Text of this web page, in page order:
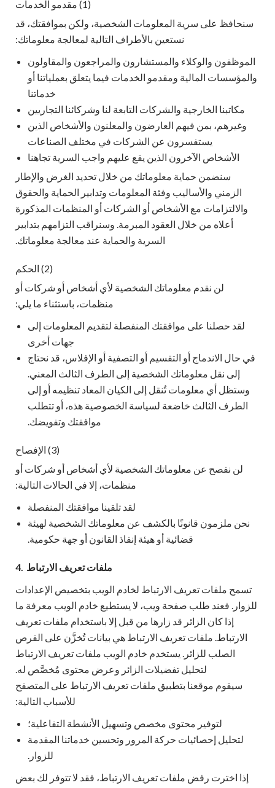
(1) مقدمو الخدمات
سنحافظ على سرية المعلومات الشخصية، ولكن بموافقتك، قد
نستعين بالأطراف التالية لمعالجة معلوماتك:
الموظفون والوكلاء والمستشارون والمراجعون والمقاولون
والمؤسسات المالية ومقدمو الخدمات فيما يتعلق بعملياتنا أو
خدماتنا
مكاتبنا الخارجية والشركات التابعة لنا وشركائنا التجاريين
وغيرهم، بمن فيهم العارضون والمعلنون والأشخاص الذين
يستفسرون عن الشركات في مختلف الصناعات
الأشخاص الآخرون الذين يقع عليهم واجب السرية تجاهنا
سنضمن حماية معلوماتك من خلال تحديد الغرض والإطار
الزمني والأساليب وفئة المعلومات وتدابير الحماية والحقوق
والالتزامات مع الأشخاص أو الشركات أو المنظمات المذكورة
أعلاه من خلال العقود المبرمة. وسنراقب التزامهم بتدابير
السرية والحماية عند معالجة معلوماتك.
(2) الحكم
لن نقدم معلوماتك الشخصية لأي أشخاص أو شركات أو
منظمات، باستثناء ما يلي:
لقد حصلنا على موافقتك المنفصلة لتقديم المعلومات إلى
جهات أخرى
في حال الاندماج أو التقسيم أو التصفية أو الإفلاس، قد نحتاج
إلى نقل معلوماتك الشخصية إلى الطرف الثالث المعني.
وستظل أي معلومات تُنقل إلى الكيان المعاد تنظيمه أو إلى
الطرف الثالث خاضعة لسياسة الخصوصية هذه، أو تتطلب
موافقتك وتفويضك.
(3) الإفصاح
لن نفصح عن معلوماتك الشخصية لأي أشخاص أو شركات أو
منظمات، إلا في الحالات التالية:
لقد تلقينا موافقتك المنفصلة
نحن ملزمون قانونًا بالكشف عن معلوماتك الشخصية لهيئة
قضائية أو هيئة إنفاذ القانون أو جهة حكومية.
4. ملفات تعريف الارتباط
تسمح ملفات تعريف الارتباط لخادم الويب بتخصيص الإعدادات
للزوار. فعند طلب صفحة ويب، لا يستطيع خادم الويب معرفة ما
إذا كان الزائر قد زارها من قبل إلا باستخدام ملفات تعريف
الارتباط. ملفات تعريف الارتباط هي بيانات تُخزَّن على القرص
الصلب للزائر. يستخدم خادم الويب ملفات تعريف الارتباط
لتحليل تفضيلات الزائر وعرض محتوى مُخصَّص له.
سيقوم موقعنا بتطبيق ملفات تعريف الارتباط على المتصفح
للأسباب التالية:
لتوفير محتوى مخصص وتسهيل الأنشطة التفاعلية؛
لتحليل إحصائيات حركة المرور وتحسين خدماتنا المقدمة
للزوار.
إذا اخترت رفض ملفات تعريف الارتباط، فقد لا تتوفر لك بعض